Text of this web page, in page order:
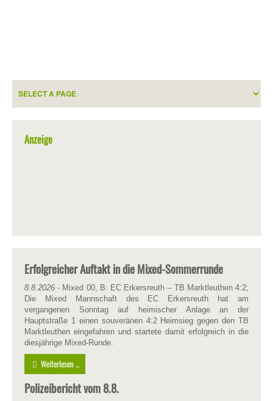
Anzeige
Erfolgreicher Auftakt in die Mixed-Sommerrunde
8.8.2026 - Mixed 00, B: EC Erkersreuth – TB Marktleuthen 4:2;
Die Mixed Mannschaft des EC Erkersreuth hat am
vergangenen Sonntag auf heimischer Anlage an der
Hauptstraße 1 einen souveränen 4:2 Heimsieg gegen den TB
Marktleuthen eingefahren und startete damit erfolgreich in die
diesjährige Mixed-Runde.
Weiterlesen ...
Polizeibericht vom 8.8.